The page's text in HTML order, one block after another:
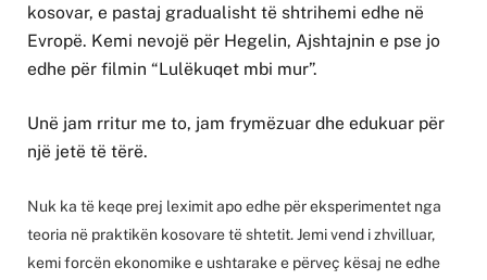
kosovar, e pastaj gradualisht të shtrihemi edhe në
Evropë. Kemi nevojë për Hegelin, Ajshtajnin e pse jo
edhe për filmin “Lulëkuqet mbi mur”.
Unë jam rritur me to, jam frymëzuar dhe edukuar për
një jetë të tërë.
Nuk ka të keqe prej leximit apo edhe për eksperimentet nga
teoria në praktikën kosovare të shtetit. Jemi vend i zhvilluar,
kemi forcën ekonomike e ushtarake e përveç kësaj ne edhe